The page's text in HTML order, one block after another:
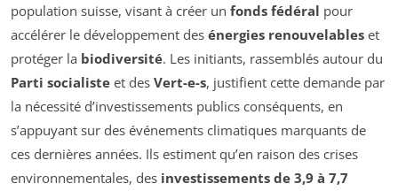
population suisse, visant à créer un fonds fédéral pour
accélérer le développement des énergies renouvelables et
protéger la biodiversité. Les initiants, rassemblés autour du
Parti socialiste et des Vert-e-s, justifient cette demande par
la nécessité d’investissements publics conséquents, en
s’appuyant sur des événements climatiques marquants de
ces dernières années. Ils estiment qu’en raison des crises
environnementales, des investissements de 3,9 à 7,7